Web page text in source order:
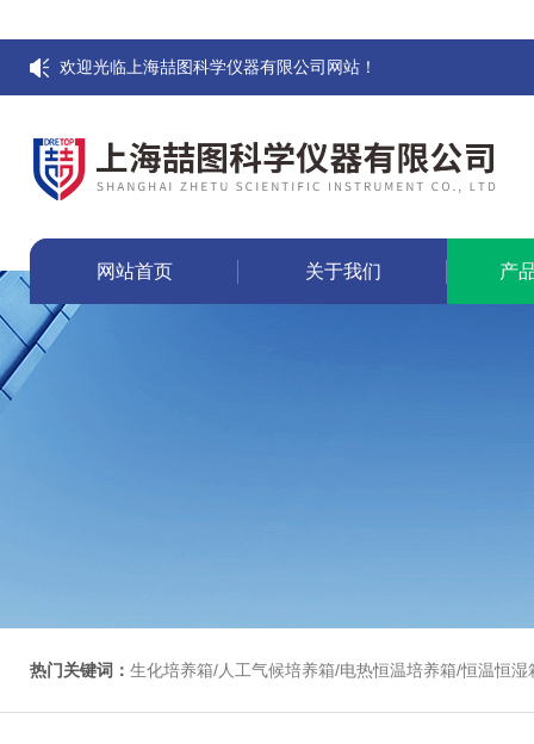
欢迎光临上海喆图科学仪器有限公司网站！
网站首页 关于我们 产
热门关键词： 生化培养箱/人工气候培养箱/电热恒温培养箱/恒温恒湿箱/光照培养箱/二氧化碳培养箱